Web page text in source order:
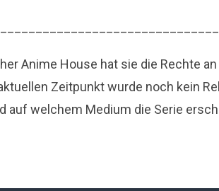
Anime House hat sie die Rechte
Zeitpunkt wurde noch kein
auf welchem Medium die Serie